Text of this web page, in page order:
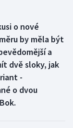
o nové
by měla být
a
dvě sloky, jak
-
o dvou